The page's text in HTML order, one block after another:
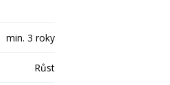
min. 3 roky
Růst